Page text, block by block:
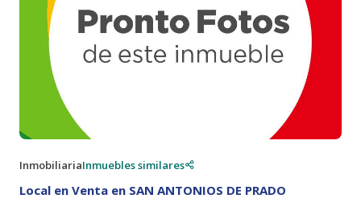
InmobiliariaInmuebles similares
Local en Venta en SAN ANTONIOS DE PRADO